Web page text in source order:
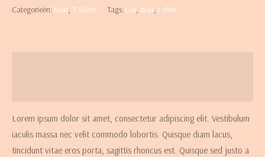
Categorieën: Men T-Shirts Tags: Lee man t-shirt
Lorem ipsum dolor sit amet, consectetur adipiscing elit. Vestibulum
iaculis massa nec velit commodo lobortis. Quisque diam lacus,
tincidunt vitae eros porta, sagittis rhoncus est. Quisque sed justo a